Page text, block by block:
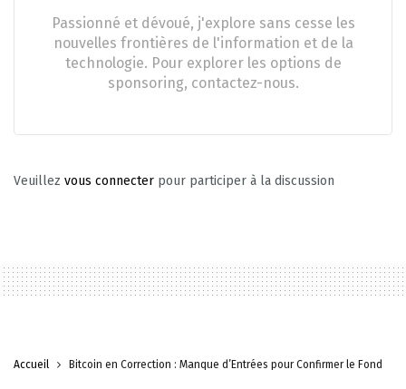
Passionné et dévoué, j'explore sans cesse les
nouvelles frontières de l'information et de la
technologie. Pour explorer les options de
sponsoring, contactez-nous.
Veuillez vous connecter pour participer à la discussion
Accueil Bitcoin en Correction : Manque d’Entrées pour Confirmer le Fond